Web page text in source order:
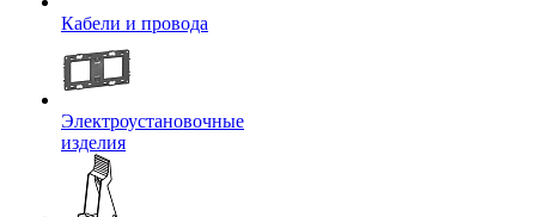
Кабели и провода
Электроустановочные
изделия